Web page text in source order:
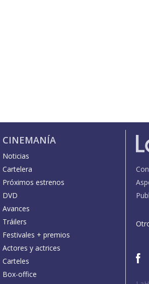
CINEMANÍA
Noticias
Cartelera
Próximos estrenos
DVD
Avances
Tráilers
Festivales + premios
Actores y actrices
Carteles
Box-office